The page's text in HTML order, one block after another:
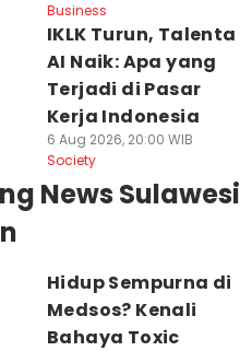
Business
IKLK Turun, Talenta
AI Naik: Apa yang
Terjadi di Pasar
Kerja Indonesia
6 Aug 2026, 20:00 WIB
Society
News Sulawesi
Hidup Sempurna di
Medsos? Kenali
Bahaya Toxic